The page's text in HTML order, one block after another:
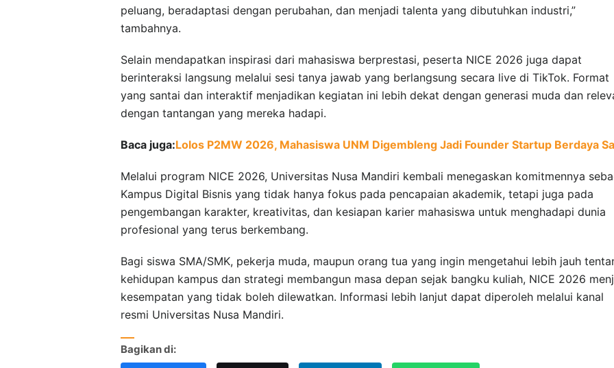
peluang, beradaptasi dengan perubahan, dan menjadi talenta yang dibutuhkan industri,”
tambahnya.
Selain mendapatkan inspirasi dari mahasiswa berprestasi, peserta NICE 2026 juga dapat
berinteraksi langsung melalui sesi tanya jawab yang berlangsung secara live di TikTok. Format
yang santai dan interaktif menjadikan kegiatan ini lebih dekat dengan generasi muda dan
dengan tantangan yang mereka hadapi.
Baca juga:Lolos P2MW 2026, Mahasiswa UNM Digembleng Jadi Founder Startup Berdaya
Melalui program NICE 2026, Universitas Nusa Mandiri kembali menegaskan komitmennya
Kampus Digital Bisnis yang tidak hanya fokus pada pencapaian akademik, tetapi juga pada
pengembangan karakter, kreativitas, dan kesiapan karier mahasiswa untuk menghadapi dunia
profesional yang terus berkembang.
Bagi siswa SMA/SMK, pekerja muda, maupun orang tua yang ingin mengetahui lebih jauh
kehidupan kampus dan strategi membangun masa depan sejak bangku kuliah, NICE 2026
kesempatan yang tidak boleh dilewatkan. Informasi lebih lanjut dapat diperoleh melalui kanal
resmi Universitas Nusa Mandiri.
Bagikan di: